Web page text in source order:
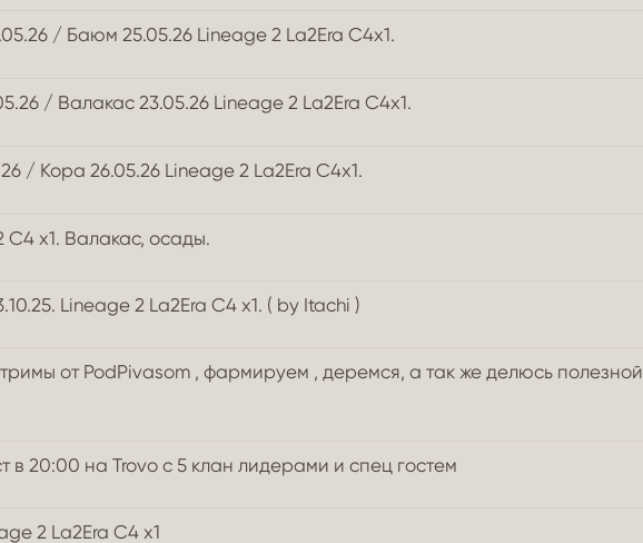
/ Баюм 25.05.26 Lineage 2 La2Era C4x1.
/ Валакас 23.05.26 Lineage 2 La2Era C4x1.
/ Кора 26.05.26 Lineage 2 La2Era C4x1.
C4 x1. Валакас, осады.
Lineage 2 La2Era C4 x1. ( by Itachi )
от PodPivasom , фармируем , деремся, а так же делюсь полезной
в 20:00 на Trovo с 5 клан лидерами и спец гостем
2 La2Era C4 x1